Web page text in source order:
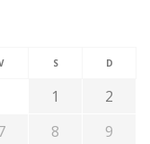
S D
1
2
8
9